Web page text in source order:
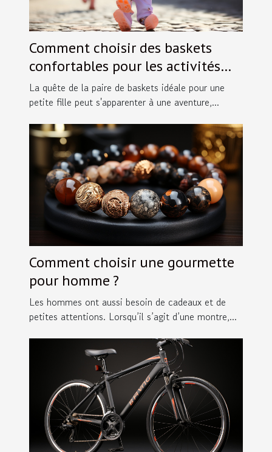
Comment choisir des baskets
confortables pour les activités
des petites filles en taille 30
La quête de la paire de baskets idéale pour une
petite fille peut s'apparenter à une aventure,...
Comment choisir une gourmette
pour homme ?
Les hommes ont aussi besoin de cadeaux et de
petites attentions. Lorsqu’il s’agit d’une montre,...